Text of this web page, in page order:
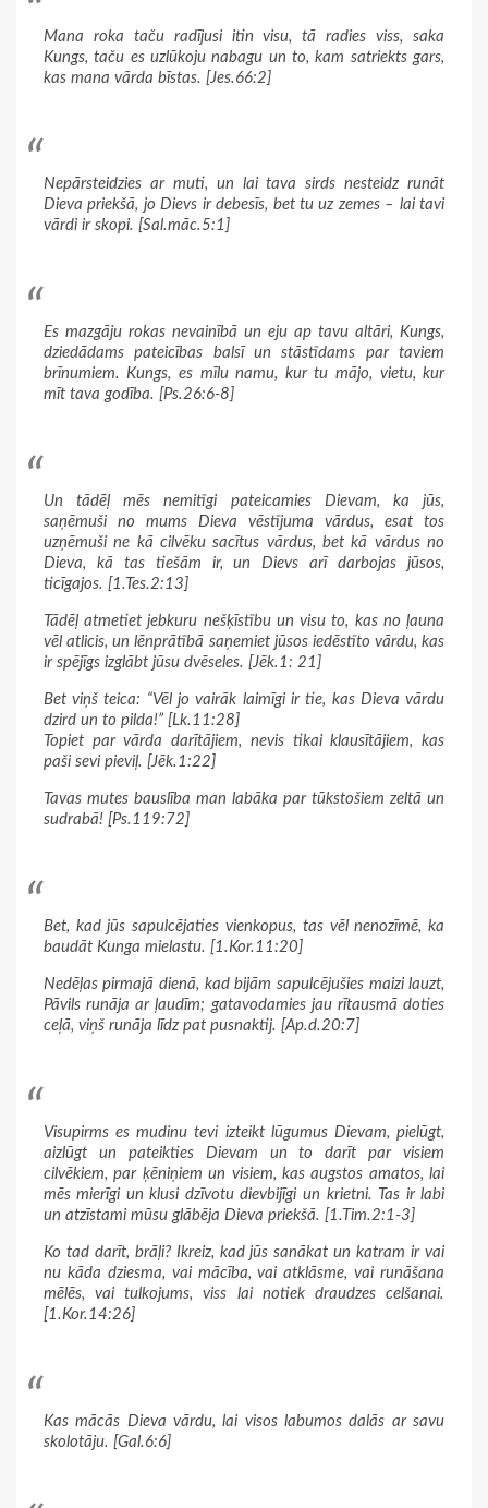
Mana roka taču radījusi itin visu, tā radies viss, saka
Kungs, taču es uzlūkoju nabagu un to, kam satriekts gars,
kas mana vārda bīstas. [Jes.66:2]
Nepārsteidzies ar muti, un lai tava sirds nesteidz runāt
Dieva priekšā, jo Dievs ir debesīs, bet tu uz zemes – lai tavi
vārdi ir skopi. [Sal.māc.5:1]
Es mazgāju rokas nevainībā un eju ap tavu altāri, Kungs,
dziedādams pateicības balsī un stāstīdams par taviem
brīnumiem. Kungs, es mīlu namu, kur tu mājo, vietu, kur
mīt tava godība. [Ps.26:6-8]
Un tādēļ mēs nemitīgi pateicamies Dievam, ka jūs,
saņēmuši no mums Dieva vēstījuma vārdus, esat tos
uzņēmuši ne kā cilvēku sacītus vārdus, bet kā vārdus no
Dieva, kā tas tiešām ir, un Dievs arī darbojas jūsos,
ticīgajos. [1.Tes.2:13]
Tādēļ atmetiet jebkuru nešķīstību un visu to, kas no ļauna
vēl atlicis, un lēnprātībā saņemiet jūsos iedēstīto vārdu, kas
ir spējīgs izglābt jūsu dvēseles. [Jēk.1: 21]
Bet viņš teica: “Vēl jo vairāk laimīgi ir tie, kas Dieva vārdu
dzird un to pilda!” [Lk.11:28]
Topiet par vārda darītājiem, nevis tikai klausītājiem, kas
paši sevi pieviļ. [Jēk.1:22]
Tavas mutes bauslība man labāka par tūkstošiem zeltā un
sudrabā! [Ps.119:72]
Bet, kad jūs sapulcējaties vienkopus, tas vēl nenozīmē, ka
baudāt Kunga mielastu. [1.Kor.11:20]
Nedēļas pirmajā dienā, kad bijām sapulcējušies maizi lauzt,
Pāvils runāja ar ļaudīm; gatavodamies jau rītausmā doties
ceļā, viņš runāja līdz pat pusnaktij. [Ap.d.20:7]
Visupirms es mudinu tevi izteikt lūgumus Dievam, pielūgt,
aizlūgt un pateikties Dievam un to darīt par visiem
cilvēkiem, par ķēniņiem un visiem, kas augstos amatos, lai
mēs mierīgi un klusi dzīvotu dievbijīgi un krietni. Tas ir labi
un atzīstami mūsu glābēja Dieva priekšā. [1.Tim.2:1-3]
Ko tad darīt, brāļi? Ikreiz, kad jūs sanākat un katram ir vai
nu kāda dziesma, vai mācība, vai atklāsme, vai runāšana
mēlēs, vai tulkojums, viss lai notiek draudzes celšanai.
[1.Kor.14:26]
Kas mācās Dieva vārdu, lai visos labumos dalās ar savu
skolotāju. [Gal.6:6]